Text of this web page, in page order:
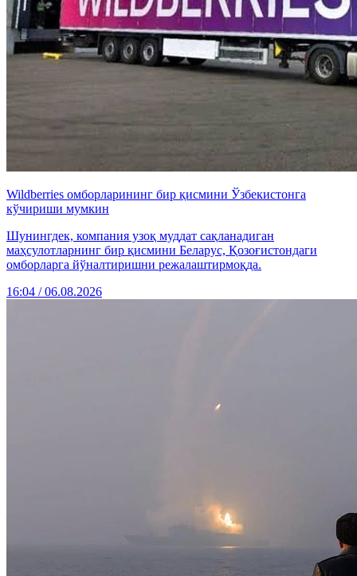
Wildberries омборларининг бир қисмини Ўзбекистонга
кўчириши мумкин
Шунингдек, компания узоқ муддат сақланадиган
маҳсулотларнинг бир қисмини Беларус, Қозоғистондаги
омборларга йўналтиришни режалаштирмоқда.
16:04 / 06.08.2026